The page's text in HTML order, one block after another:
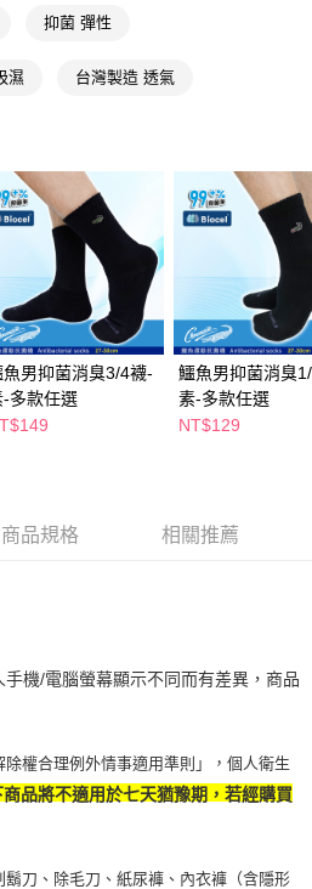
卡、不需儲值。
額後，即可完成結帳。
費通知簡訊。
點擊此簡訊中的連結，可透過四大超商／
付款，方視為交易完成。
立刻繳費，但若您需要取消訂單，請聯絡
消之訂單仍視為有效，需透過AFTEE先享
後付 」之結帳頁面顯示為準，若有關於
款等相關疑問，請聯繫「AFTEE先享後付
support/home
提供之「AFTEE先享後付」服務完成之交
個人資料，並將交易相關給付款項請求債
申辦者引起之損失，本公司不負相關責
該用戶之使用額度並採取法律行動。
上)免運費
上)免運費
)免運費
上)免運費
一出貨)
抑菌 彈性
濕 台灣製造 透氣
魚男抑菌消臭3/4襪-
-多款任選
鱷魚男抑菌消臭
素-多款任選
NT$129
商品規格 相關推薦
機/電腦螢幕顯示不同而有差異，商品
權合理例外情事適用準則」，個人衛生
品將不適用於七天猶豫期，若經購買
刀、除毛刀、紙尿褲、內衣褲（含隱形